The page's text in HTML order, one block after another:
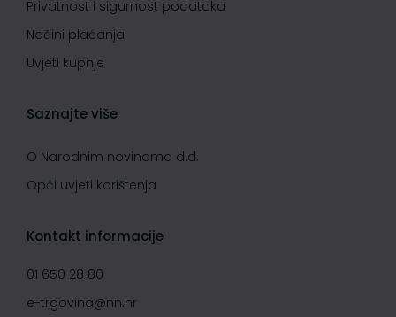
Privatnost i sigurnost podataka
Načini plaćanja
Uvjeti kupnje
Saznajte više
O Narodnim novinama d.d.
Opći uvjeti korištenja
Kontakt informacije
01 650 28 80
e-trgovina@nn.hr